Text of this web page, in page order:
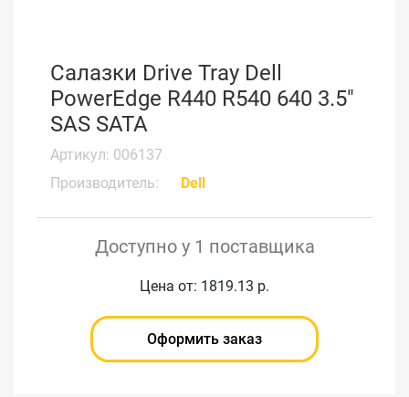
Салазки Drive Tray Dell
PowerEdge R440 R540 640 3.5"
SAS SATA
Артикул: 006137
Производитель:
Dell
Доступно у 1 поставщика
Цена от: 1819.13 р.
Оформить заказ